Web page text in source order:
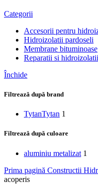
Categorii
Accesorii pentru
Hidroizolatii pardoseli
Membrane bituminoase
Reparatii si
Închide
Filtrează după brand
TytanTytan 1
Filtrează după culoare
aluminiu metalizat 1
Prima pagină Constructii
acoperis